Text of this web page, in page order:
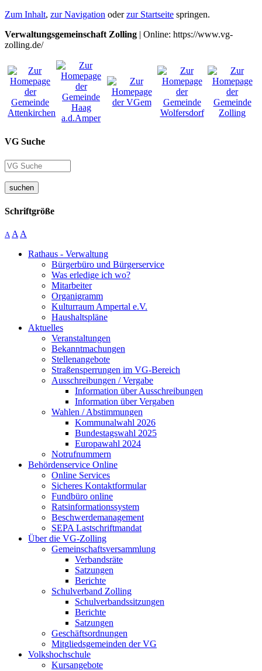
Zum Inhalt, zur Navigation oderzur Startseite springen.
Verwaltungsgemeinschaft Zolling | Online: https://www.vg-
zolling.de/
VG Suche
suchen
Schriftgröße
A A A
Rathaus - Verwaltung
Bürgerbüro und Bürgerservice
Was erledige ich wo?
Mitarbeiter
Organigramm
Kulturraum Ampertal e.V.
Haushaltspläne
Aktuelles
Veranstaltungen
Bekanntmachungen
Stellenangebote
Straßensperrungen im VG-Bereich
Ausschreibungen / Vergabe
Information über Ausschreibungen
Information über Vergaben
Wahlen / Abstimmungen
Kommunalwahl 2026
Bundestagswahl 2025
Europawahl 2024
Notrufnummern
Behördenservice Online
Online Services
Sicheres Kontaktformular
Fundbüro online
Ratsinformationssystem
Beschwerdemanagement
SEPA Lastschriftmandat
Über die VG-Zolling
Gemeinschaftsversammlung
Verbandsräte
Satzungen
Berichte
Schulverband Zolling
Schulverbandssitzungen
Berichte
Satzungen
Geschäftsordnungen
Mitgliedsgemeinden der VG
Volkshochschule
Kursangebote